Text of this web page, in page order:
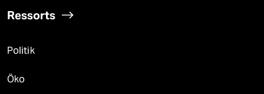
Ressorts
Politik
Öko